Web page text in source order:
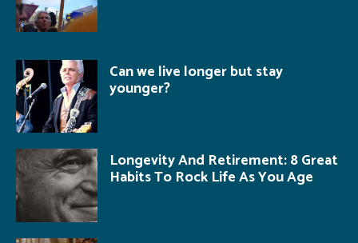
Can we live longer but stay
younger?
Longevity And Retirement: 8 Great
Habits To Rock Life As You Age